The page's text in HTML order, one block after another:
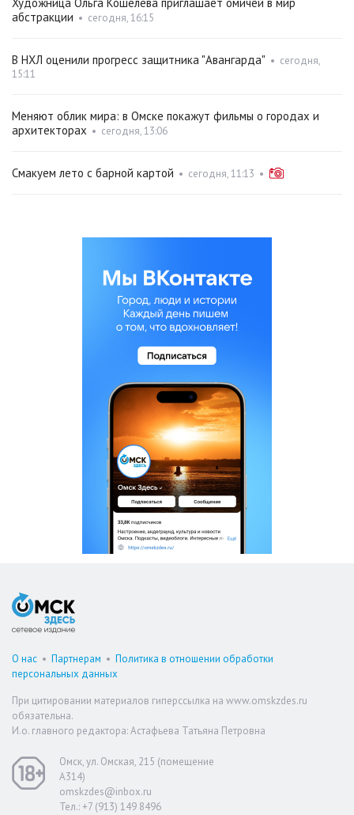
абстракции • сегодня, 16:15
В НХЛ оценили прогресс защитника "Авангарда" • сегодня,
15:11
Меняют облик мира: в Омске покажут фильмы о городах и
архитекторах • сегодня, 13:06
Смакуем лето с барной картой • сегодня, 11:13 •
О нас • Партнерам • Политика в отношении обработки
персональных данных
При цитировании материалов гиперссылка на www.omskzdes.ru
обязательна.
И.о. главного редактора: Астафьева Татьяна Петровна
Омск, ул. Омская, 215 (помещение
А314)
omskzdes@inbox.ru
Тел.: +7 (913) 149 8496